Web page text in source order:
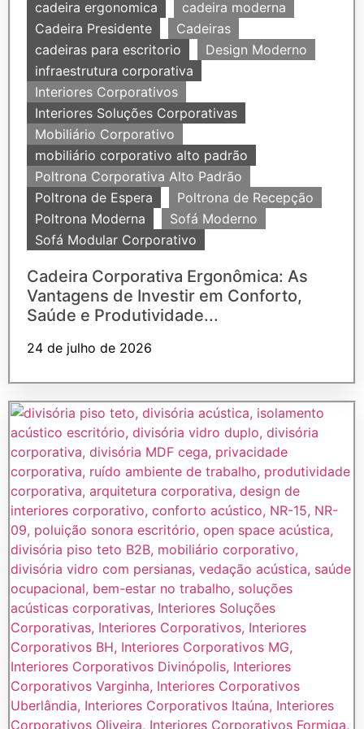
cadeira ergonomica
cadeira moderna
Cadeira Presidente
Cadeiras
cadeiras para escritorio
Design Moderno
infraestrutura corporativa
Interiores Corporativos
Interiores Soluções Corporativas
Mobiliário Corporativo
mobiliário corporativo alto padrão
Poltrona Corporativa Alto Padrão
Poltrona de Espera
Poltrona de Recepção
Poltrona Moderna
Sofá Moderno
Sofá Modular Corporativo
Cadeira Corporativa Ergonômica: As
Vantagens de Investir em Conforto,
Saúde e Produtividade...
24 de julho de 2026